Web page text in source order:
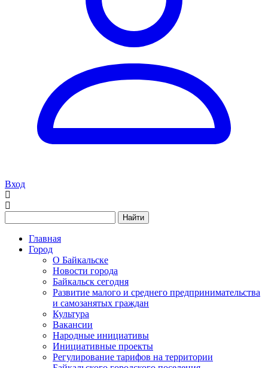
Вход
Найти
Главная
Город
О Байкальске
Новости города
Байкальск сегодня
Развитие малого и среднего предпринимательства
и самозанятых граждан
Культура
Вакансии
Народные инициативы
Инициативные проекты
Регулирование тарифов на территории